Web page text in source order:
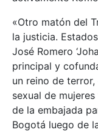
«Otro matón del
la justicia.
José Romero
principal y
un reino de
sexual de
de la embajada
Bogotá luego de